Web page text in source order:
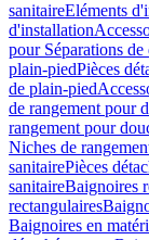
sanitaireEléments
d'installation
pour Séparations de
plain-piedPièces
de plain-pied
de rangement pour
rangement pour
Niches de
sanitairePièces
sanitaireBaignoires
rectangulaires
Baignoires en